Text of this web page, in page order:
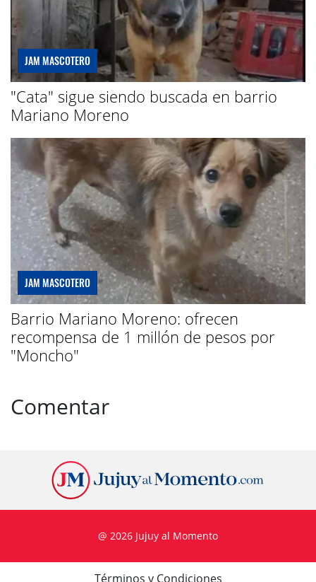
JAM MASCOTERO
"Cata" sigue siendo buscada en barrio
Mariano Moreno
JAM MASCOTERO
Barrio Mariano Moreno: ofrecen
recompensa de 1 millón de pesos por
"Moncho"
Comentar
@ 2026 Jujuy al Momento
Términos y Condiciones